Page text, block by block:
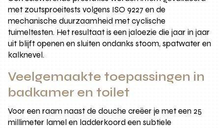
met zoutsproeitests volgens ISO 9227 en de
mechanische duurzaamheid met cyclische
tuimeltesten. Het resultaat is een jaloezie die jaar in jaar
uit blijft openen en sluiten ondanks stoom, spatwater en
kalknevel.
Veelgemaakte toepassingen in
badkamer en toilet
Voor een raam naast de douche creëer je met een 25
millimeter lamel en ladderkoord een subtiele